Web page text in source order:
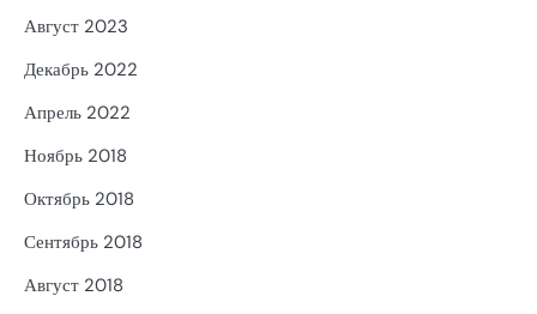
Август 2023
Декабрь 2022
Апрель 2022
Ноябрь 2018
Октябрь 2018
Сентябрь 2018
Август 2018